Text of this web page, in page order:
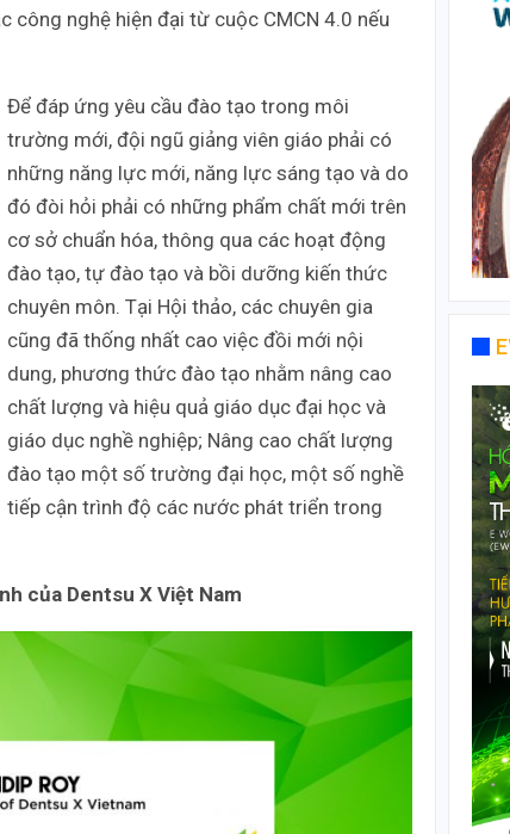
công nghệ hiện đại từ cuộc CMCN 4.0 nếu
Để đáp ứng yêu cầu đào tạo trong môi
trường mới, đội ngũ giảng viên giáo phải có
những năng lực mới, năng lực sáng tạo và do
đó đòi hỏi phải có những phẩm chất mới trên
cơ sở chuẩn hóa, thông qua các hoạt động
đào tạo, tự đào tạo và bồi dưỡng kiến thức
chuyên môn. Tại Hội thảo, các chuyên gia
cũng đã thống nhất cao việc đồi mới nội
dung, phương thức đào tạo nhằm nâng cao
chất lượng và hiệu quả giáo dục đại học và
giáo dục nghề nghiệp; Nâng cao chất lượng
đào tạo một số trường đại học, một số nghề
tiếp cận trình độ các nước phát triển trong
của Dentsu X Việt Nam